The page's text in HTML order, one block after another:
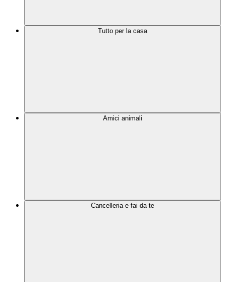
Tutto per la casa
Amici animali
Cancelleria e fai da te